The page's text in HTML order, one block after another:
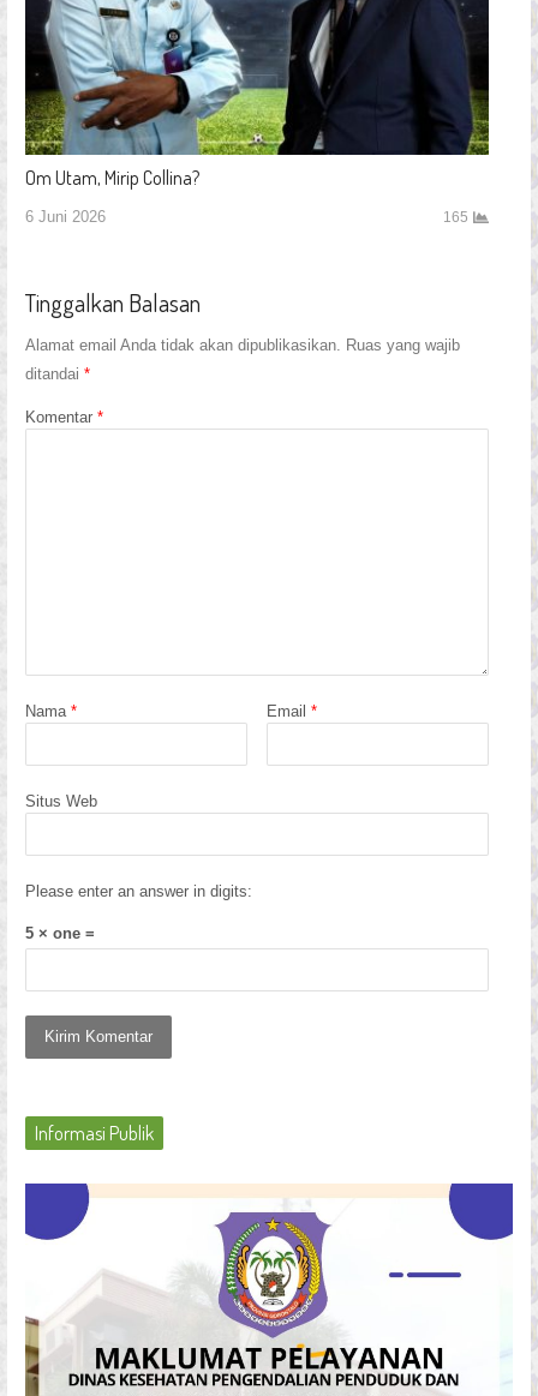
Om Utam, Mirip Collina?
6 Juni 2026 165
Tinggalkan Balasan
Alamat email Anda tidak akan dipublikasikan. Ruas yang wajib
ditandai *
Komentar *
Nama * Email *
Situs Web
Please enter an answer in digits:
5 × one =
Informasi Publik